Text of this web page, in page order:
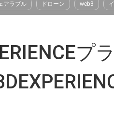
アラブル ドローン web3
プ